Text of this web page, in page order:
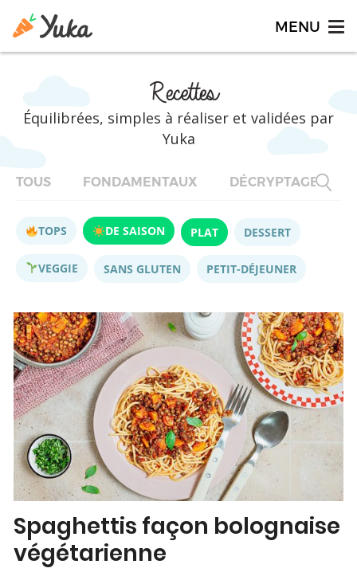
Recettes
Équilibrées, simples à réaliser et validées par
Yuka
TOUS FONDAMENTAUX DÉCRYPTAGES
TOPS DE SAISON PLAT DESSERT
VEGGIE SANS GLUTEN PETIT-DÉJEUNER
Spaghettis façon bolognaise
végétarienne